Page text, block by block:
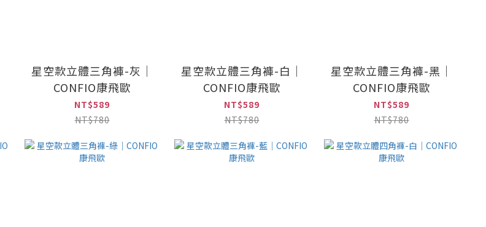
星空款立體三角褲-灰｜
CONFIO康飛歐
NT$589
NT$780
星空款立體三角褲-白｜
CONFIO康飛歐
NT$589
NT$780
星空款立體三角褲-黑｜
CONFIO康飛歐
NT$589
NT$780